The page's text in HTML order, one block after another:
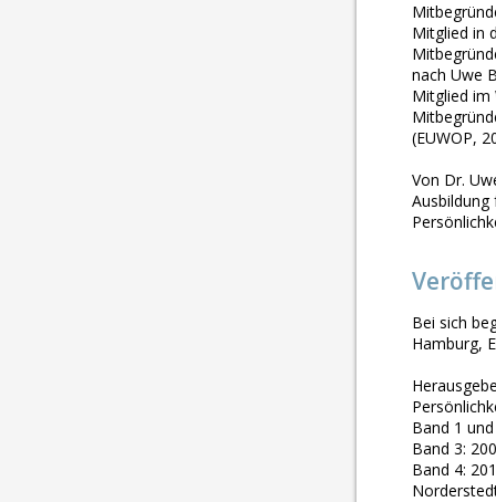
Mitglied in
nach Uwe
Mitglied im
(EUWOP,
Von Dr.
Bei sich
Hamburg,
Band 1
Band 3:
Band 4: